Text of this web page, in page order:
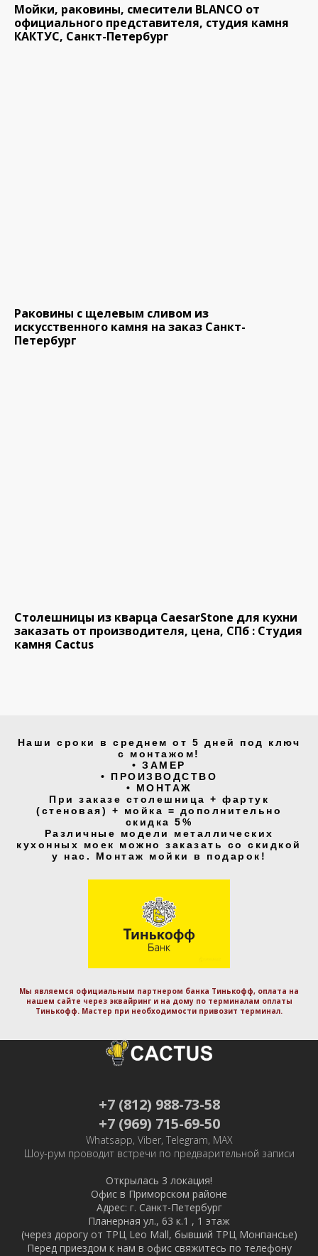
Мойки, раковины, смесители BLANCO от
официального представителя, студия камня
КАКТУС, Санкт-Петербург
Раковины с щелевым сливом из
искусственного камня на заказ Санкт-
Петербург
Столешницы из кварца CaesarStone для кухни
заказать от производителя, цена, СПб : Студия
камня Cactus
Наши сроки в среднем от 5 дней под ключ
с монтажом!
• ЗАМЕР
• ПРОИЗВОДСТВО
• МОНТАЖ
При заказе столешница + фартук
(стеновая) + мойка = дополнительно
скидка 5%
Различные модели металлических
кухонных моек можно заказать со скидкой
у нас. Монтаж мойки в подарок!
Мы являемся официальным партнером банка Тинькофф, оплата на
нашем сайте через эквайринг и на дому по терминалам оплаты
Тинькофф. Маcтер при необходимости привозит терминал.
+7 (812) 988-73-58
+7 (969) 715-69-50
Whatsapp, Viber, Telegram, MAX
Шоу-рум проводит встречи по предварительной записи
Открылась 3 локация!
Офис в Приморском районе
Адрес: г. Санкт-Петербург
Планерная ул., 63 к.1 , 1 этаж
(через дорогу от ТРЦ Leo Mall, бывший ТРЦ Монпансье)
Перед приездом к нам в офис свяжитесь по телефону